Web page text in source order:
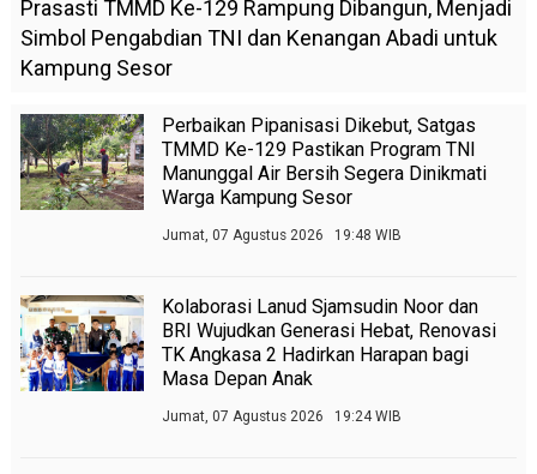
Prasasti TMMD Ke-129 Rampung Dibangun, Menjadi
Simbol Pengabdian TNI dan Kenangan Abadi untuk
Kampung Sesor
Perbaikan Pipanisasi Dikebut, Satgas
TMMD Ke-129 Pastikan Program TNI
Manunggal Air Bersih Segera Dinikmati
Warga Kampung Sesor
Jumat, 07 Agustus 2026 19:48 WIB
Kolaborasi Lanud Sjamsudin Noor dan
BRI Wujudkan Generasi Hebat, Renovasi
TK Angkasa 2 Hadirkan Harapan bagi
Masa Depan Anak
Jumat, 07 Agustus 2026 19:24 WIB